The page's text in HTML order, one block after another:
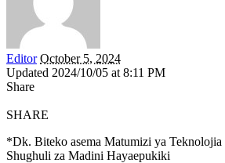
Editor October 5, 2024
Updated 2024/10/05 at 8:11 PM
Share
SHARE
*Dk. Biteko asema Matumizi ya Teknolojia
Shughuli za Madini Hayaepukiki